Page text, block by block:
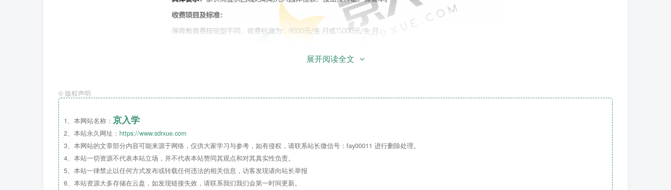
展开阅读全文
© 版权声明
1、本网站名称： 京入学
2、本站永久网址： https://www.sdrxue.com
3、本网站的文章部分内容可能来源于网络，仅供大家学习与参考，如有侵权，请联系站长微信号：fay00011 进行删除处理。
4、本站一切资源不代表本站立场，并不代表本站赞同其观点和对其真实性负责。
5、本站一律禁止以任何方式发布或转载任何违法的相关信息，访客发现请向站长举报
6、本站资源大多存储在云盘，如发现链接失效，请联系我们我们会第一时间更新。